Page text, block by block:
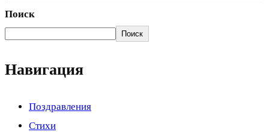
Поиск
Поиск
Навигация
Поздравления
Стихи